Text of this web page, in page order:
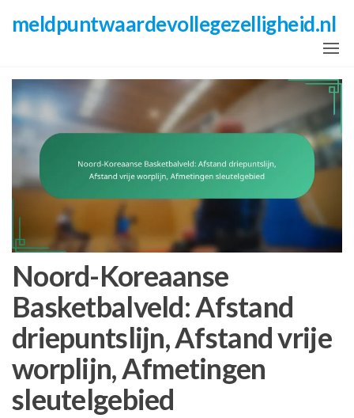
content
meldpuntwaardevollegezelligheid.nl
Noord-Koreaanse
Basketbalveld: Afstand
driepuntslijn, Afstand vrije
worplijn, Afmetingen
sleutelgebied